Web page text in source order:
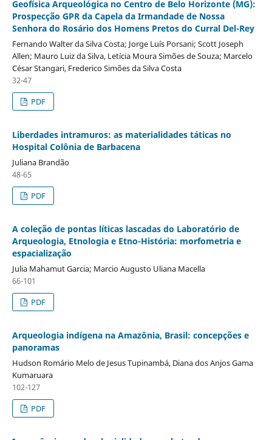
Geofísica Arqueológica no Centro de Belo Horizonte (MG):
Prospecção GPR da Capela da Irmandade de Nossa
Senhora do Rosário dos Homens Pretos do Curral Del-Rey
Fernando Walter da Silva Costa; Jorge Luís Porsani; Scott Joseph
Allen; Mauro Luiz da Silva, Letícia Moura Simões de Souza; Marcelo
César Stangari, Frederico Simões da Silva Costa
32-47
PDF
Liberdades intramuros: as materialidades táticas no
Hospital Colônia de Barbacena
Juliana Brandão
48-65
PDF
A coleção de pontas líticas lascadas do Laboratório de
Arqueologia, Etnologia e Etno-História: morfometria e
espacialização
Julia Mahamut Garcia; Marcio Augusto Uliana Macella
66-101
PDF
Arqueologia indígena na Amazônia, Brasil: concepções e
panoramas
Hudson Romário Melo de Jesus Tupinambá, Diana dos Anjos Gama
Kumaruara
102-127
PDF